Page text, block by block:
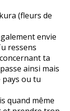
(fleurs de
envie
ressens
ta
ainsi mais
pays ou tu
quand même